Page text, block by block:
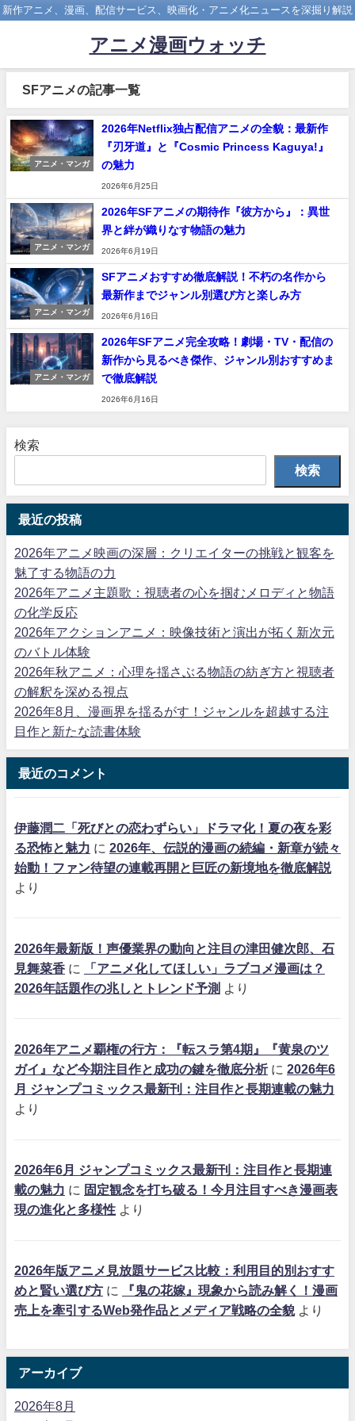
新作アニメ、漫画、配信サービス、映画化・アニメ化ニュースを深掘り解説
アニメ漫画ウォッチ
SFアニメの記事一覧
アニメ・マンガ
2026年Netflix独占配信アニメの全貌：最新作
『刃牙道』と『Cosmic Princess Kaguya!』
の魅力
2026年6月25日
アニメ・マンガ
2026年SFアニメの期待作『彼方から』：異世
界と絆が織りなす物語の魅力
2026年6月19日
アニメ・マンガ
SFアニメおすすめ徹底解説！不朽の名作から
最新作までジャンル別選び方と楽しみ方
2026年6月16日
アニメ・マンガ
2026年SFアニメ完全攻略！劇場・TV・配信の
新作から見るべき傑作、ジャンル別おすすめま
で徹底解説
2026年6月16日
検索
検索
最近の投稿
2026年アニメ映画の深層：クリエイターの挑戦と観客を
魅了する物語の力
2026年アニメ主題歌：視聴者の心を掴むメロディと物語
の化学反応
2026年アクションアニメ：映像技術と演出が拓く新次元
のバトル体験
2026年秋アニメ：心理を揺さぶる物語の紡ぎ方と視聴者
の解釈を深める視点
2026年8月、漫画界を揺るがす！ジャンルを超越する注
目作と新たな読書体験
最近のコメント
伊藤潤二「死びとの恋わずらい」ドラマ化！夏の夜を彩
る恐怖と魅力 に 2026年、伝説的漫画の続編・新章が続々
始動！ファン待望の連載再開と巨匠の新境地を徹底解説
より
2026年最新版！声優業界の動向と注目の津田健次郎、石
見舞菜香 に
「アニメ化してほしい」ラブコメ漫画は？
2026年話題作の兆しとトレンド予測
より
2026年アニメ覇権の行方：『転スラ第4期』『黄泉のツ
ガイ』など今期注目作と成功の鍵を徹底分析に 2026年6
月 ジャンプコミックス最新刊：注目作と長期連載の魅力
より
2026年6月 ジャンプコミックス最新刊：注目作と長期連
載の魅力 に 固定観念を打ち破る！今月注目すべき漫画表
現の進化と多様性 より
2026年版アニメ見放題サービス比較：利用目的別おすす
めと賢い選び方 に
『鬼の花嫁』現象から読み解く！漫画
売上を牽引するWeb発作品とメディア戦略の全貌より
アーカイブ
2026年8月